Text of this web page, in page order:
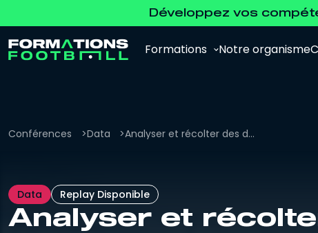
Développez vos
Formations
Analyste Vidéo
Pour se former à l'analyse vidéo et à
l'analyse de la performance.
Notre organisme
Conférences Data Analyser et récolter des data dans le foot
Data Replay Disponible
Analyser et